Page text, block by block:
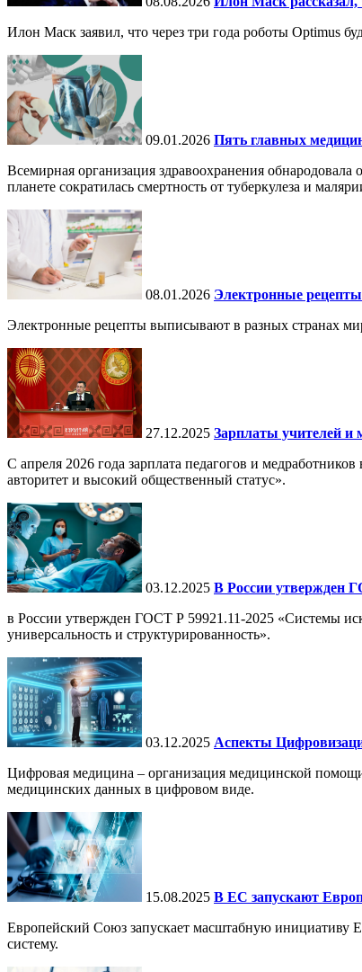
Илон Маск заявил, что через три года роботы Optimus
09.01.2026 Пять главных
Всемирная организация здравоохранения
планете сократилась смертность от туберкулеза и
08.01.2026 Электронные
Электронные рецепты выписывают в разных странах
27.12.2025 Зарплаты учителей и
С апреля 2026 года зарплата педагогов и
авторитет и высокий общественный статус».
03.12.2025 В России утвержден
в России утвержден ГОСТ Р 59921.11-2025 «Системы
универсальность и структурированность».
03.12.2025 Аспекты
Цифровая медицина – организация медицинской
медицинских данных в цифровом виде.
15.08.2025 В ЕС запускают
Европейский Союз запускает масштабную инициативу
систему.